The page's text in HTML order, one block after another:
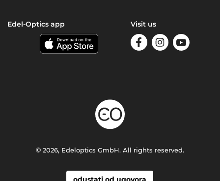
Edel-Optics app Visit us
© 2026, Edeloptics GmbH. All rights reserved.